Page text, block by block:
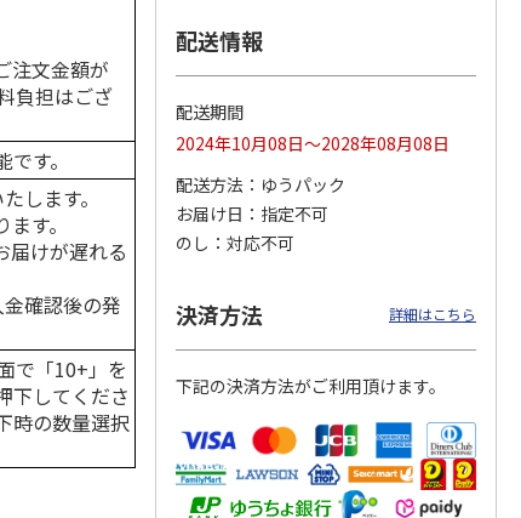
S
チ 健康に育つ子ね
こ用 まぐろ・かつ
おに …
(送料別・税込)
ペット線香 虹のか
なた フルーティフ
ローラルの香り
590円
(送料別・税込)
えBOX とりささ…
380円
(送料別・税込)
注文金額が
負担はござ
す。
します。
す。
届けが遅れる
確認後の発
で「10+」を
下してくださ
時の数量選択
配送情報
配送期間
2024年10月08日～2028年08月08日
配送方法
ゆうパック
お届け日
指定不可
のし
対応不可
決済方法 詳細はこちら
下記の決済方法がご利用頂けます。